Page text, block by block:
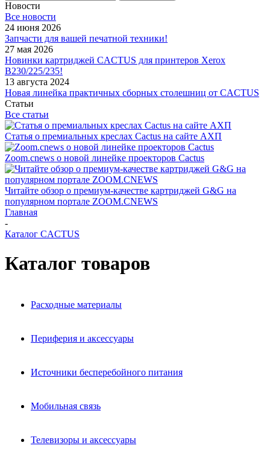
Новости
Все новости
24 июня 2026
Запчасти для вашей печатной техники!
27 мая 2026
Новинки картриджей CACTUS для принтеров Xerox
B230/225/235!
13 августа 2024
Новая линейка практичных сборных столешниц от CACTUS
Статьи
Все статьи
Статья о премиальных креслах Cactus на сайте АХП
Zoom.cnews о новой линейке проекторов Cactus
Читайте обзор о премиум-качестве картриджей G&G на
популярном портале ZOOM.CNEWS
Главная
-
Каталог CACTUS
Каталог товаров
Расходные материалы
Периферия и аксессуары
Источники бесперебойного питания
Мобильная связь
Телевизоры и аксессуары